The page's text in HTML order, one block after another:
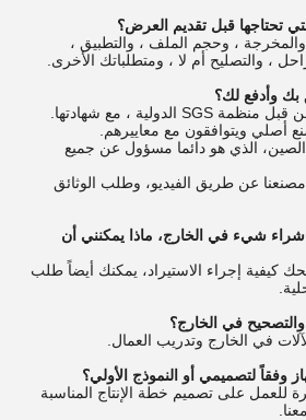
، وحجم الملف ، والتطبيق ،
، والتصليح أم لا ، ومتطلباتك الأخرى.
ج: (1) نحن مورد معتمد من قبل منظمة SGS الدولية ، مع شهادتها.
أصلي ويتوافقون مع معاييرهم.
الذي هو دائما مسؤول عن جميع
مصنعنا عن طريق الفيديو، وطلب الوثائق
شيء في الخارج، ماذا يمكنني أن
كيفية إجراء الاستيراد، يمكنك أيضاً طلب
في الخارج وتدريب العمال.
للعمل على تصميم خطة الإنتاج المناسبة